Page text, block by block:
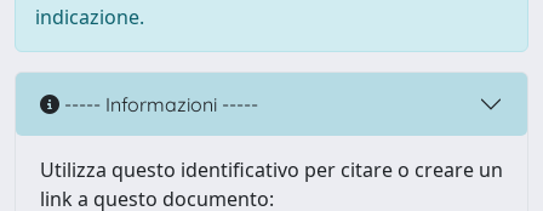
indicazione.
----- Informazioni -----
Utilizza questo identificativo per citare o creare un
link a questo documento: